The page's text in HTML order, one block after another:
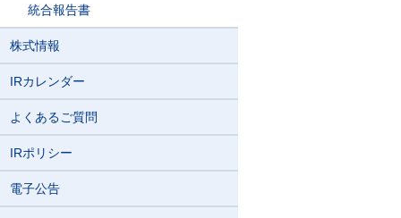
統合報告書
株式情報
IRカレンダー
よくあるご質問
IRポリシー
電子公告